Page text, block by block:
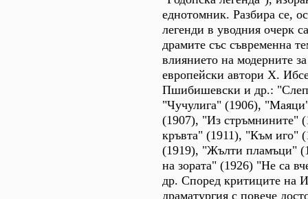
еднотомник. Разбира се,
легенди в уводния очерк
драмите със съвременна
влиянието на модерните
европейски автори Х.
Пшибишевски и др.:
"Чучулига" (1906),
(1907), "Из стръмнините"
кръвта" (1911), "Към иго"
(1919), "Жълти пламъци"
на зората" (1926) "Не са
др. Според критиците на
драматургия с повече